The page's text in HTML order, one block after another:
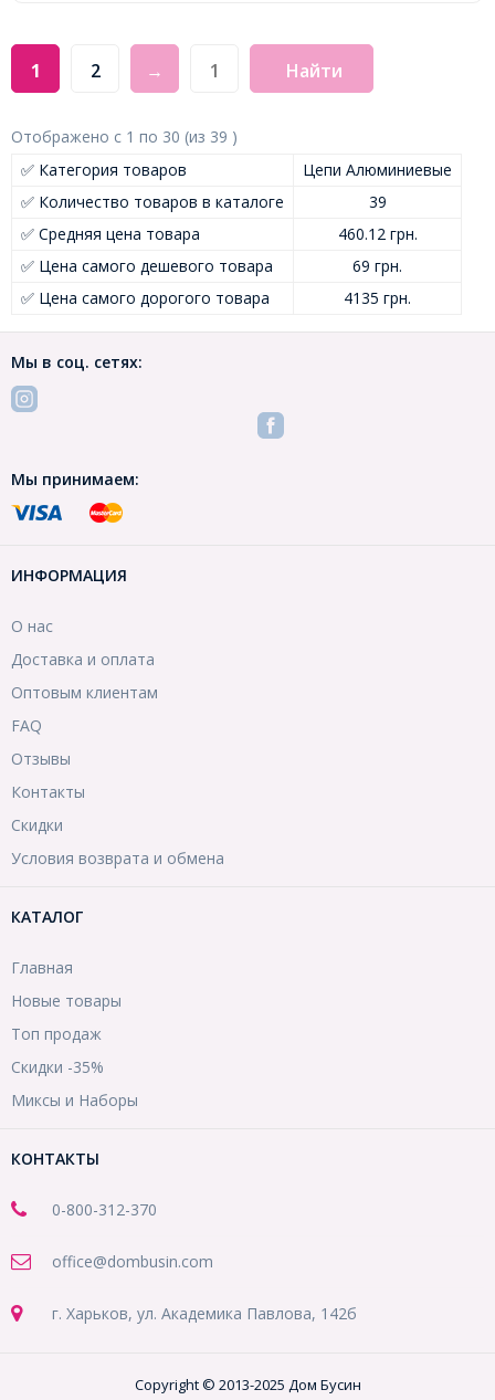
1 2 → Найти
Отображено с 1 по 30 (из 39 )
✅ Категория товаров
Цепи Алюминиевые
✅ Количество товаров в каталоге
39
✅ Средняя цена товара
460.12 грн.
✅ Цена самого дешевого товара
69 грн.
✅ Цена самого дорогого товара
4135 грн.
Мы в соц. сетях:
Мы принимаем:
ИНФОРМАЦИЯ
О нас
Доставка и оплата
Оптовым клиентам
FAQ
Отзывы
Контакты
Скидки
Условия возврата и обмена
КАТАЛОГ
Главная
Новые товары
Топ продаж
Скидки -35%
Миксы и Наборы
КОНТАКТЫ
0-800-312-370
office@dombusin.com
г. Харьков, ул. Академика Павлова, 142б
Copyright © 2013-2025 Дом Бусин